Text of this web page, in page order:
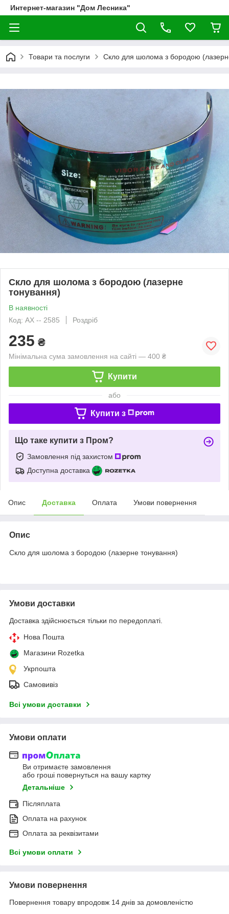
Интернет-магазин "Дом Лесника"
Товари та послуги Скло для шолома з бородою
Скло для шолома з бородою (лазерне
тонування)
В наявності
Код: АХ -- 2585
Роздріб
235 ₴
Мінімальна сума замовлення на сайті — 400 ₴
Купити
або
Купити з
Що таке купити з Пром?
Замовлення під захистом
Доступна доставка
Опис Доставка Оплата Умови повернення
Опис
Скло для шолома з бородою (лазерне тонування)
Умови доставки
Доставка здійснюється тільки по передоплаті.
Нова Пошта
Магазини Rozetka
Укрпошта
Самовивіз
Всі умови доставки
Умови оплати
Ви отримаєте замовлення
або гроші повернуться на вашу картку
Детальніше
Післяплата
Оплата на рахунок
Оплата за реквізитами
Всі умови оплати
Умови повернення
Повернення товару впродовж 14 днів за домовленістю